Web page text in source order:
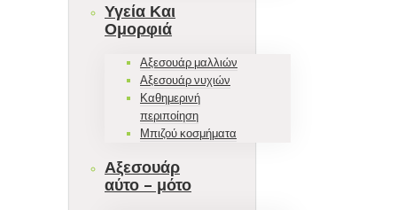
Υγεία Και
Ομορφιά
Αξεσουάρ μαλλιών
Αξεσουάρ νυχιών
Καθημερινή
περιποίηση
Μπιζού κοσμήματα
Αξεσουάρ
αύτο – μότο